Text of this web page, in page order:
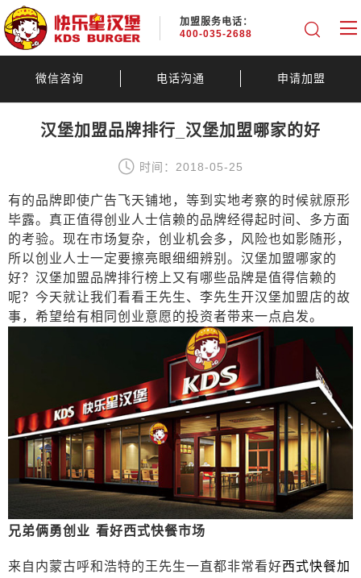
加盟服务电话：
400-035-2688
微信咨询 电话沟通 申请加盟
汉堡加盟品牌排行_汉堡加盟哪家的好
时间：2018-05-25
有的品牌即使广告飞天铺地，等到实地考察的时候就原形
毕露。真正值得创业人士信赖的品牌经得起时间、多方面
的考验。现在市场复杂，创业机会多，风险也如影随形，
所以创业人士一定要擦亮眼细细辨别。汉堡加盟哪家的
好？汉堡加盟品牌排行榜上又有哪些品牌是值得信赖的
呢？今天就让我们看看王先生、李先生开汉堡加盟店的故
事，希望给有相同创业意愿的投资者带来一点启发。
兄弟俩勇创业 看好西式快餐市场
来自内蒙古呼和浩特的王先生一直都非常看好西式快餐加